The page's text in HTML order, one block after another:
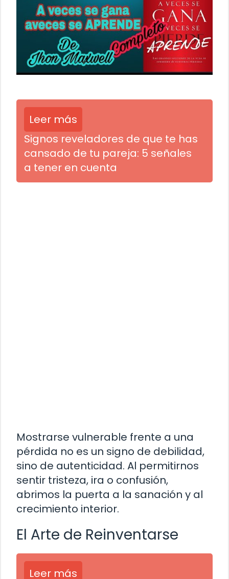
Leer más
Signos reveladores de que te has
cansado de tu pareja: 5 señales
a tener en cuenta
Mostrarse vulnerable frente a una
pérdida no es un signo de debilidad,
sino de autenticidad. Al permitirnos
sentir tristeza, ira o confusión,
abrimos la puerta a la sanación y al
crecimiento interior.
El Arte de Reinventarse
Leer más